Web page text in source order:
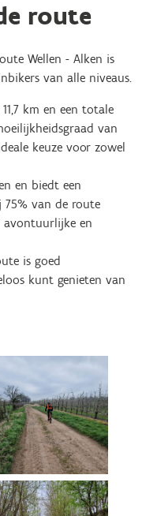
route
Wellen - Alken is
van alle niveaus.
km en een totale
van
keuze voor zowel
en biedt een
75% van de route
avontuurlijke en
is goed
kunt genieten van